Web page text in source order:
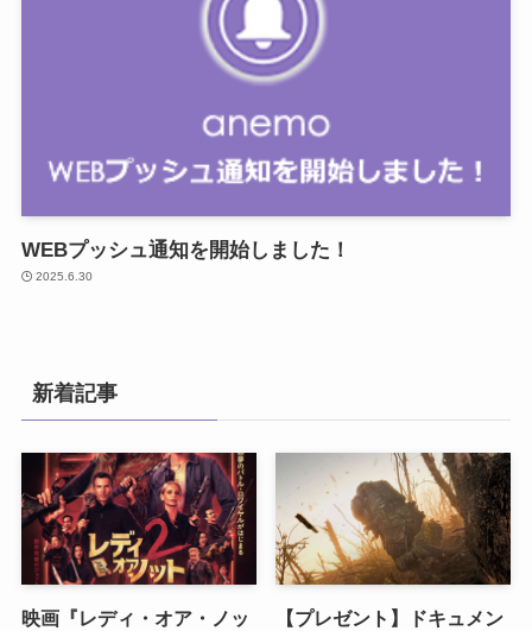
WEBプッシュ通知を開始しました！
2025.6.30
新着記事
映画『レディ・オア・ノッ
【プレゼント】ドキュメン